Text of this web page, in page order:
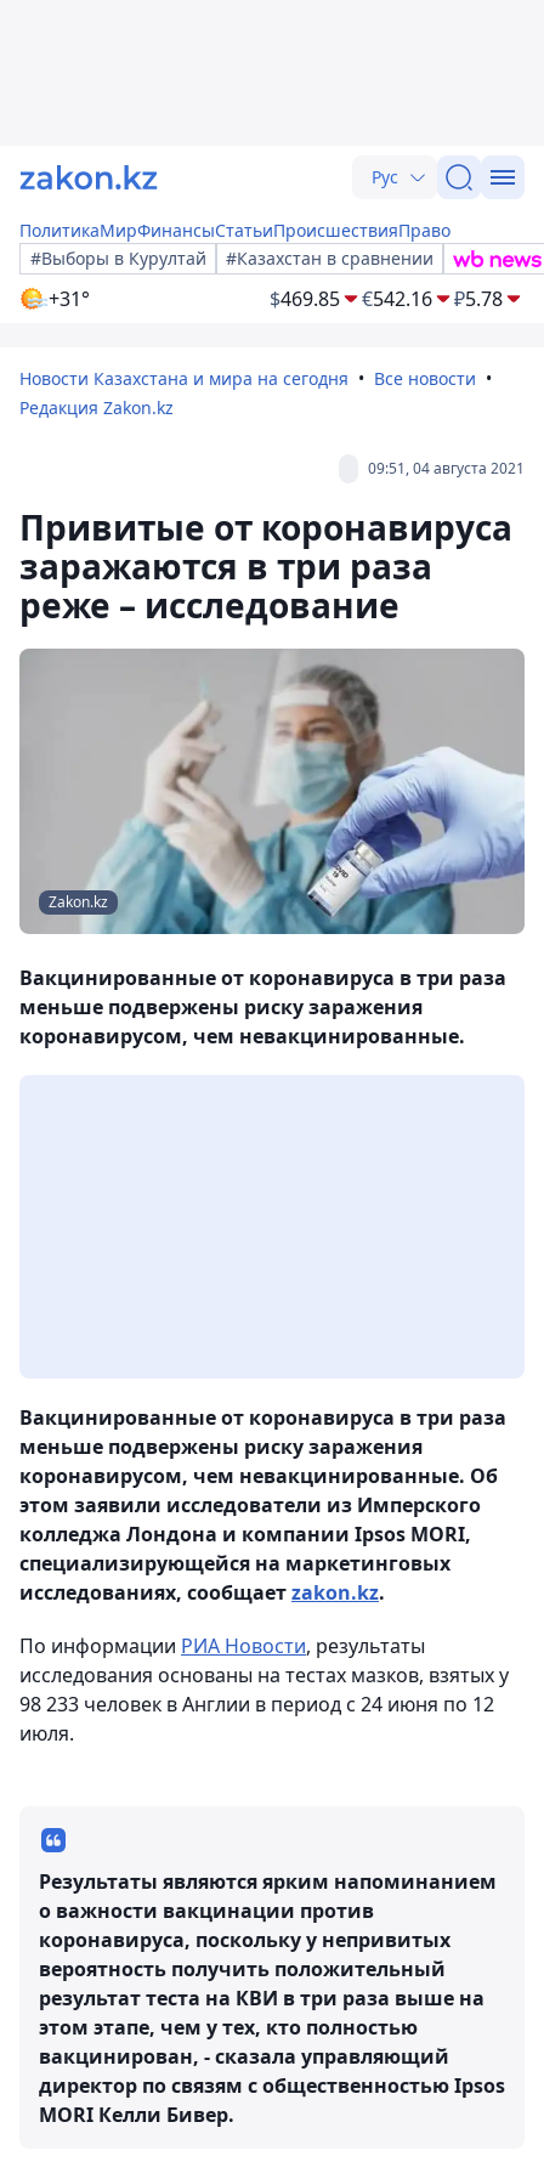
Рус
ПолитикаМирФинансыСтатьиПроисшествияПраво
#Выборы в Курултай
#Казахстан в сравнении
+31° $469.85 €542.16 ₽5.78
Новости Казахстана и мира на сегодня
Все новости
Редакция Zakon.kz
09:51, 04 августа 2021
Привитые от коронавируса
заражаются в три раза
реже – исследование
Zakon.kz
Вакцинированные от коронавируса в три раза
меньше подвержены риску заражения
коронавирусом, чем невакцинированные.
Вакцинированные от коронавируса в три раза
меньше подвержены риску заражения
коронавирусом, чем невакцинированные. Об
этом заявили исследователи из Имперского
колледжа Лондона и компании Ipsos MORI,
специализирующейся на маркетинговых
исследованиях, сообщаетzakon.kz.
По информации РИА Новости, результаты
исследования основаны на тестах мазков, взятых у
98 233 человек в Англии в период с 24 июня по 12
июля.
Результаты являются ярким напоминанием
о важности вакцинации против
коронавируса, поскольку у непривитых
вероятность получить положительный
результат теста на КВИ в три раза выше на
этом этапе, чем у тех, кто полностью
вакцинирован, - сказала управляющий
директор по связям с общественностью Ipsos
MORI Келли Бивер.